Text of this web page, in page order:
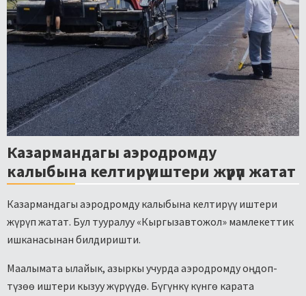
Казармандагы аэродромду
калыбына келтирүү иштери жүрүп жатат
Казармандагы аэродромду калыбына келтирүү иштери
жүрүп жатат. Бул тууралуу «Кыргызавтожол» мамлекеттик
ишканасынан билдиришти.
Маалымата ылайык, азыркы учурда аэродромду оңдоп-
түзөө иштери кызуу жүрүүдө. Бүгүнкү күнгө карата